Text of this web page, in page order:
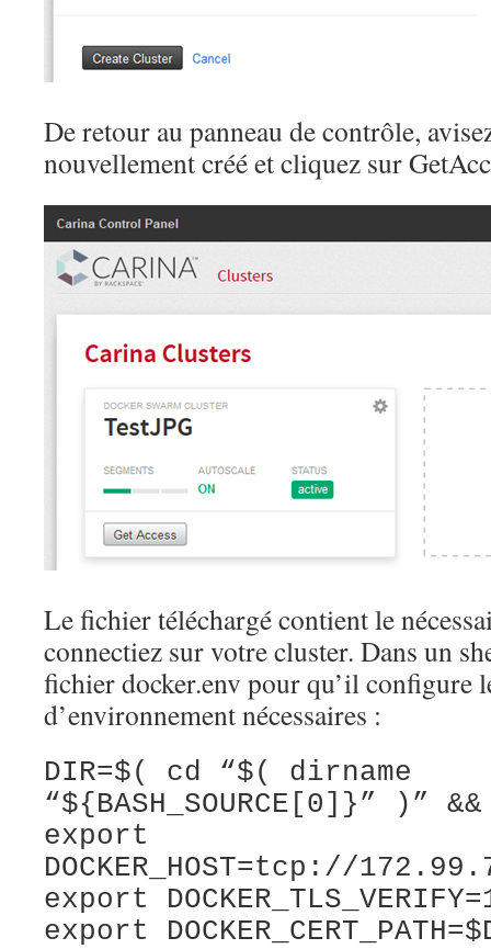
De retour au panneau de contrôle,
nouvellement créé et cliquez sur
Le fichier téléchargé contient le
connectiez sur votre cluster. Dans un
fichier docker.env pour qu’il configure
d’environnement nécessaires :
DIR=$( cd “$( dirname
“${BASH_SOURCE[0]}” )”
export
DOCKER_HOST=tcp://
export
export